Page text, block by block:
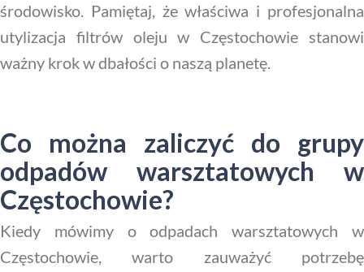
środowisko. Pamiętaj, że właściwa i profesjonalna
utylizacja filtrów oleju w Częstochowie stanowi
ważny krok w dbałości o naszą planetę.
Co można zaliczyć do grupy
odpadów warsztatowych w
Częstochowie?
Kiedy mówimy o odpadach warsztatowych w
Częstochowie, warto zauważyć potrzebę